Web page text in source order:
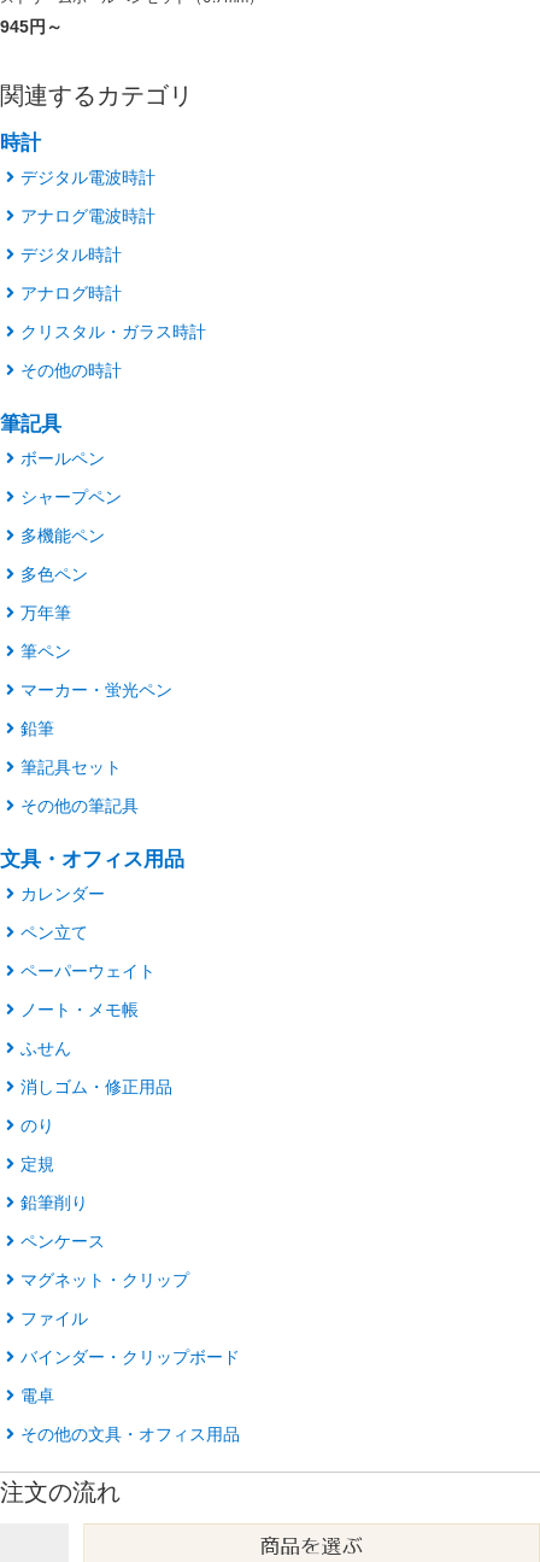
945円～
関連するカテゴリ
時計
デジタル電波時計
アナログ電波時計
デジタル時計
アナログ時計
クリスタル・ガラス時計
その他の時計
筆記具
ボールペン
シャープペン
多機能ペン
多色ペン
万年筆
筆ペン
マーカー・蛍光ペン
鉛筆
筆記具セット
その他の筆記具
文具・オフィス用品
カレンダー
ペン立て
ペーパーウェイト
ノート・メモ帳
ふせん
消しゴム・修正用品
のり
定規
鉛筆削り
ペンケース
マグネット・クリップ
ファイル
バインダー・クリップボード
電卓
その他の文具・オフィス用品
注文の流れ